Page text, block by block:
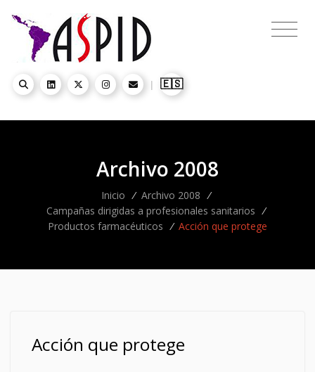
| 🇪🇸
Archivo 2008
Inicio / Archivo 2008 /
Campañas dirigidas a profesionales sanitarios /
Productos farmacéuticos / Acción que protege
Acción que protege